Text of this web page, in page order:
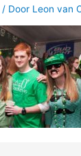
/ Door Leon van